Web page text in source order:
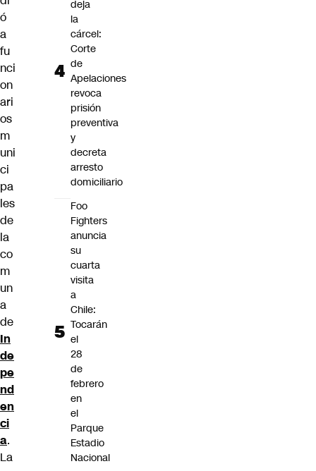
ó
a
fu
nci
on
ari
os
m
uni
ci
pa
les
de
la
co
m
un
a
de
In
de
pe
nd
en
ci
a.
La
deja
la
cárcel:
Corte
de
Apelaciones
revoca
prisión
preventiva
y
decreta
arresto
domiciliario
Foo
Fighters
anuncia
su
cuarta
visita
a
Chile:
Tocarán
el
28
de
febrero
en
el
Parque
Estadio
Nacional